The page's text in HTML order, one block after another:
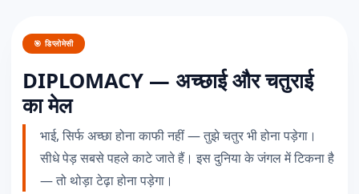
🎯 डिप्लोमेसी
DIPLOMACY — अच्छाई और चतुराई
का मेल
भाई, सिर्फ अच्छा होना काफी नहीं — तुझे चतुर भी होना पड़ेगा।
सीधे पेड़ सबसे पहले काटे जाते हैं। इस दुनिया के जंगल में टिकना है
— तो थोड़ा टेढ़ा होना पड़ेगा।